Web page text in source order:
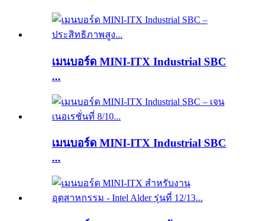
เมนบอร์ด MINI-ITX Industrial SBC
...
เมนบอร์ด MINI-ITX Industrial SBC
...